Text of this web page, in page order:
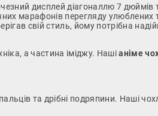
дисплей діагоналлю 7
марафонів перегляду
свій стиль, йому потрібна
а частина іміджу. Нашіаніме
та дрібні подряпини. Наші